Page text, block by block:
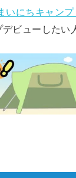
いにちキャンプ
ビューしたい